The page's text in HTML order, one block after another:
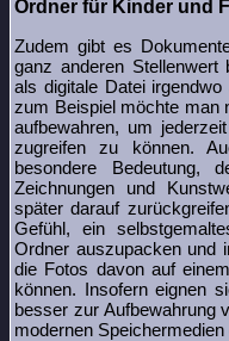
Ordner für Kinder und
Zudem gibt es
ganz anderen
als digitale Datei
zum Beispiel möchte man
aufbewahren, um
zugreifen zu können.
besondere Bedeutung,
Zeichnungen und
später darauf
Gefühl, ein
Ordner auszupacken und
die Fotos davon auf
können. Insofern eignen
besser zur Aufbewahrung
modernen Speichermedien